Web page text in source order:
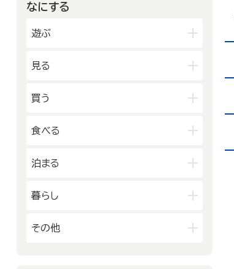
なにする
遊ぶ
公園
見る
映画館
劇場・能楽堂
買う
デパート・ショッピングセンター
スーパーマーケット・コンビニ
その他の小売業
食べる
和食
テイクアウト・デリバリー
ファミリーレストラン
泊まる
旅館
その他の宿泊関連施設
暮らし
官公庁・県市町
その他